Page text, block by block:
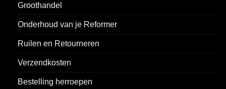
Groothandel
Onderhoud van je Reformer
Ruilen en Retourneren
Verzendkosten
Bestelling herroepen